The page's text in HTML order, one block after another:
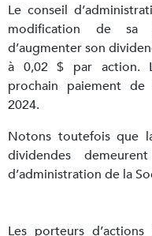
Le conseil
modification de sa
d’augmenter son
à 0,02 $ par action.
prochain paiement
2024.
Notons toutefois que
dividendes
d’administration de la
Les porteurs